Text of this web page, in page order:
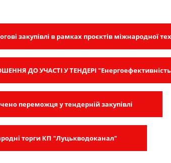
закупівлі в рамках проєктів міжнародної
ДО УЧАСТІ У ТЕНДЕРІ
переможця у тендерній закупівлі
торги КП "Луцькводоканал"